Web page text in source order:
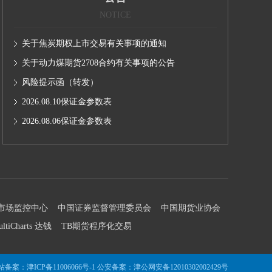
NOTICE
关于焦炭期权上市交易有关事项的通知
关于动力煤期货2708合约有关事项的公告
风险提示函（转发）
2026.08.10保证金参数表
2026.08.06保证金参数表
场监控中心 中国证券监督管理委员会
中国期货业协会
达钱 TB期货程序化交易
备案： 津ICP备11006066号-1 公安备案： 津公网安备12010302002429号